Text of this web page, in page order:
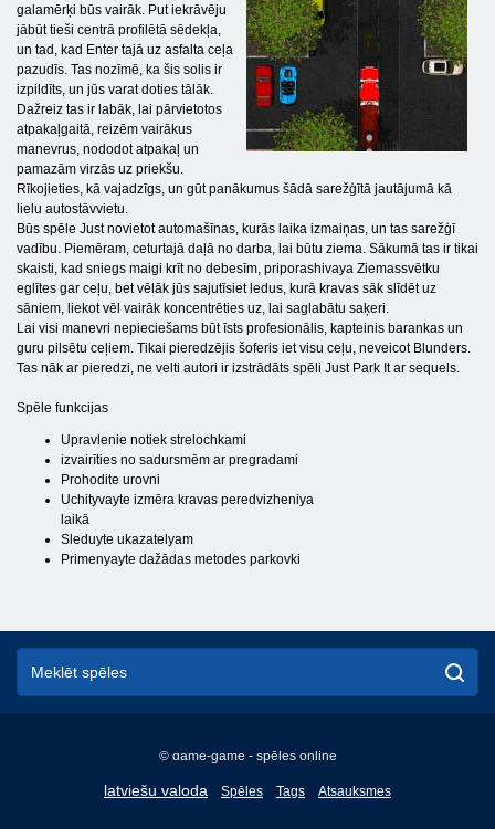
galamērķi būs vairāk. Put iekrāvēju
jābūt tieši centrā profilētā sēdekļa,
un tad, kad Enter tajā uz asfalta ceļa
pazudīs. Tas nozīmē, ka šis solis ir
izpildīts, un jūs varat doties tālāk.
Dažreiz tas ir labāk, lai pārvietotos
atpakaļgaitā, reizēm vairākus
manevrus, nododot atpakaļ un
pamazām virzās uz priekšu.
Rīkojieties, kā vajadzīgs, un gūt panākumus šādā sarežģītā jautājumā kā
lielu autostāvvietu.
Būs spēle Just novietot automašīnas, kurās laika izmaiņas, un tas sarežģī
vadību. Piemēram, ceturtajā daļā no darba, lai būtu ziema. Sākumā tas ir tikai
skaisti, kad sniegs maigi krīt no debesīm, priporashivaya Ziemassvētku
eglītes gar ceļu, bet vēlāk jūs sajutīsiet ledus, kurā kravas sāk slīdēt uz
sāniem, liekot vēl vairāk koncentrēties uz, lai saglabātu saķeri.
Lai visi manevri nepieciešams būt īsts profesionālis, kapteinis barankas un
guru pilsētu ceļiem. Tikai pieredzējis šoferis iet visu ceļu, neveicot Blunders.
Tas nāk ar pieredzi, ne velti autori ir izstrādāts spēli Just Park It ar sequels.
Spēle funkcijas
Upravlenie notiek strelochkami
izvairīties no sadursmēm ar pregradami
Prohodite urovni
Uchityvayte izmēra kravas peredvizheniya
laikā
Sleduyte ukazatelyam
Primenyayte dažādas metodes parkovki
© game-game - spēles online
latviešu valoda
English
Spēles Tags Atsauksmes